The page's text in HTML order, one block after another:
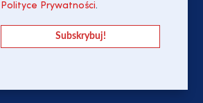
Polityce Prywatności.